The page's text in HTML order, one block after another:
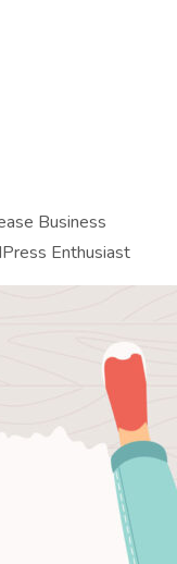
Business
Enthusiast